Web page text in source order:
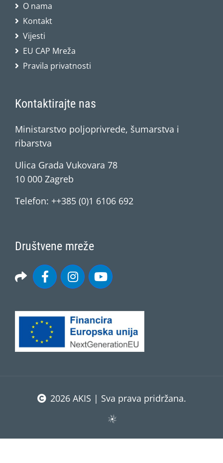
O nama
Kontakt
Vijesti
EU CAP Mreža
Pravila privatnosti
Kontaktirajte nas
Ministarstvo poljoprivrede, šumarstva i
ribarstva
Ulica Grada Vukovara 78
10 000 Zagreb
Telefon: ++385 (0)1 6106 692
Društvene mreže
2026 AKIS | Sva prava pridržana.